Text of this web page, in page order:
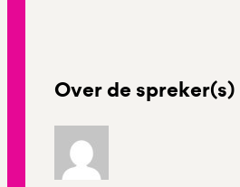
Over de spreker(s)